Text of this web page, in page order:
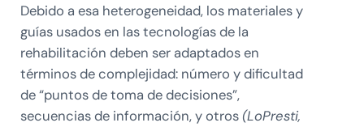
Debido a esa heterogeneidad, los materiales y
guías usados en las tecnologías de la
rehabilitación deben ser adaptados en
términos de complejidad: número y dificultad
de “puntos de toma de decisiones”,
secuencias de información, y otros (LoPresti,